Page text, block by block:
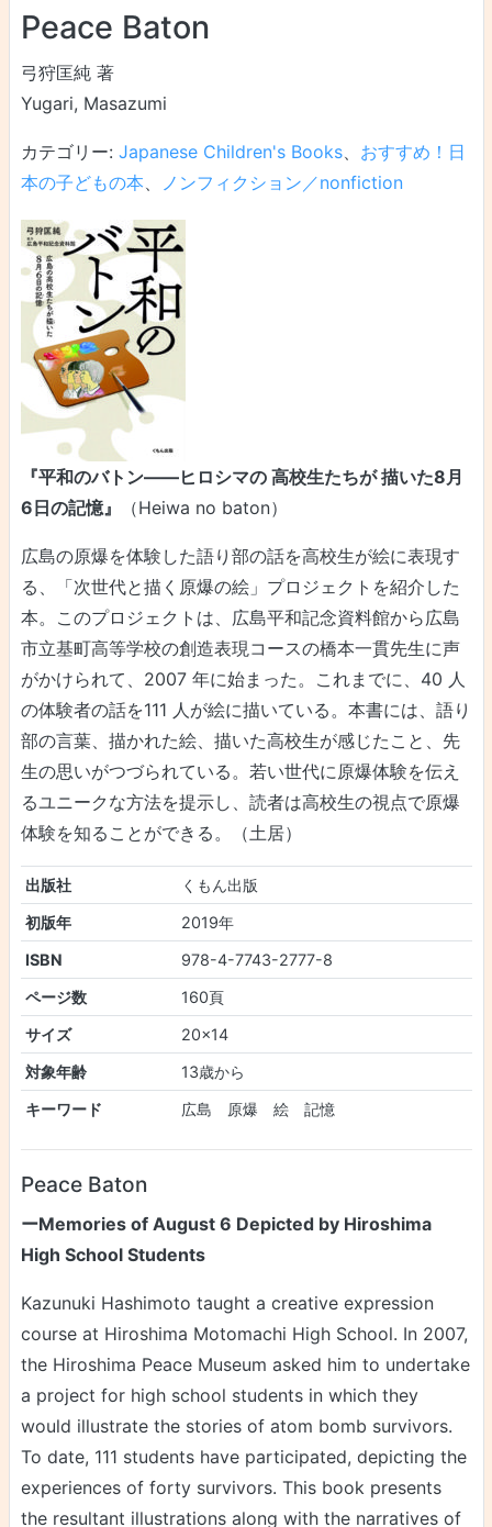
Peace Baton
弓狩匡純 著
Yugari, Masazumi
カテゴリー: Japanese Children's Books、 おすすめ！日
本の子どもの本、 ノンフィクション／nonfiction
『平和のバトン――ヒロシマの 高校生たちが 描いた8月
6日の記憶』
（Heiwa no baton）
広島の原爆を体験した語り部の話を高校生が絵に表現す
る、「次世代と描く原爆の絵」プロジェクトを紹介した
本。このプロジェクトは、広島平和記念資料館から広島
市立基町高等学校の創造表現コースの橋本一貫先生に声
がかけられて、2007 年に始まった。これまでに、40 人
の体験者の話を111 人が絵に描いている。本書には、語り
部の言葉、描かれた絵、描いた高校生が感じたこと、先
生の思いがつづられている。若い世代に原爆体験を伝え
るユニークな方法を提示し、読者は高校生の視点で原爆
体験を知ることができる。（土居）
出版社
くもん出版
初版年
2019年
ISBN
978-4-7743-2777-8
ページ数
160頁
サイズ
20×14
対象年齢
13歳から
キーワード
広島 原爆 絵 記憶
Peace Baton
ーMemories of August 6 Depicted by Hiroshima
High School Students
Kazunuki Hashimoto taught a creative expression
course at Hiroshima Motomachi High School. In 2007,
the Hiroshima Peace Museum asked him to undertake
a project for high school students in which they
would illustrate the stories of atom bomb survivors.
To date, 111 students have participated, depicting the
experiences of forty survivors. This book presents
the resultant illustrations along with the narratives of